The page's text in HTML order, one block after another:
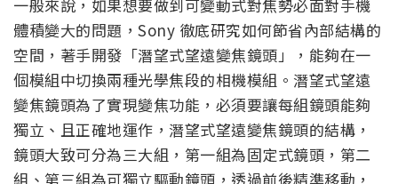
一般來說，如果想要做到可變動式對焦勢必面對手機
體積變大的問題，Sony 徹底研究如何節省內部結構的
空間，著手開發「潛望式望遠變焦鏡頭」，能夠在一
個模組中切換兩種光學焦段的相機模組。潛望式望遠
變焦鏡頭為了實現變焦功能，必須要讓每組鏡頭能夠
獨立、且正確地運作，潛望式望遠變焦鏡頭的結構，
鏡頭大致可分為三大組，第一組為固定式鏡頭，第二
組、第三組為可獨立驅動鏡頭，透過前後精準移動，